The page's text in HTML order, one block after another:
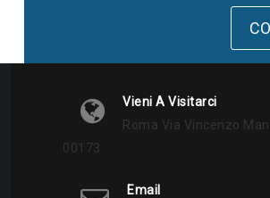
Vieni A Visitarci
Roma Via Vincenzo
00173
Email